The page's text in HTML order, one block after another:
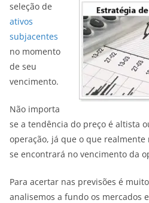
seleção de
ativos
subjacentes
no momento
de seu
vencimento.
Não importa
se a tendência do preço é altista
operação, já que o que
se encontrará no vencimento da
Para acertar nas previsões é
analisemos a fundo os mercados